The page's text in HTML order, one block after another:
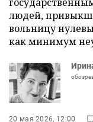
людей,
вольницу
как минимум
20 мая 2026, 12:00